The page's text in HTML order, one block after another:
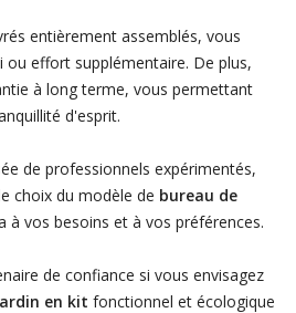
entièrement assemblés, vous
effort supplémentaire. De plus,
à long terme, vous permettant
d'esprit.
de professionnels expérimentés,
choix du modèle de bureau de
à vos besoins et à vos préférences.
de confiance si vous envisagez
en kit fonctionnel et écologique